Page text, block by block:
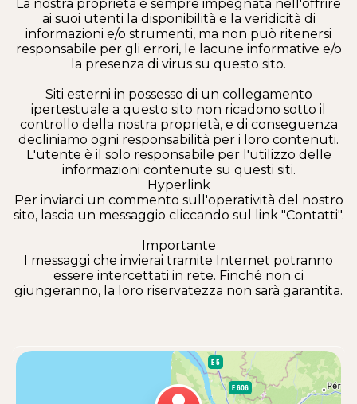
La nostra proprietà è sempre impegnata nell'offrire
ai suoi utenti la disponibilità e la veridicità di
informazioni e/o strumenti, ma non può ritenersi
responsabile per gli errori, le lacune informative e/o
la presenza di virus su questo sito.
Siti esterni in possesso di un collegamento
ipertestuale a questo sito non ricadono sotto il
controllo della nostra proprietà, e di conseguenza
decliniamo ogni responsabilità per i loro contenuti.
L'utente è il solo responsabile per l'utilizzo delle
informazioni contenute su questi siti.
Hyperlink
Per inviarci un commento sull'operatività del nostro
sito, lascia un messaggio cliccando sul link "Contatti".
Importante
I messaggi che invierai tramite Internet potranno
essere intercettati in rete. Finché non ci
giungeranno, la loro riservatezza non sarà garantita.